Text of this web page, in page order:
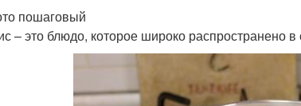
пошаговый
– это блюдо, которое широко распространено